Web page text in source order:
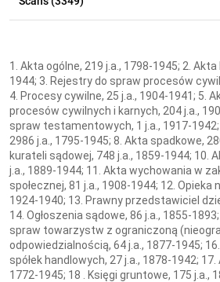
1. Akta ogólne, 219 j.a., 1798-1945; 2. Akta
1944; 3. Rejestry do spraw procesów
4. Procesy cywilne, 25 j.a., 1904-1941; 5.
procesów cywilnych i karnych, 204 j.a.,
spraw testamentowych, 1 j.a., 1917-
2986 j.a., 1795-1945; 8. Akta spadkowe,
kurateli sądowej, 748 j.a., 1859-1944; 10.
j.a., 1889-1944; 11. Akta wychowania w
społecznej, 81 j.a., 1908-1944; 12. Opieka
1924-1940; 13. Prawny przedstawiciel
14. Ogłoszenia sądowe, 86 j.a., 1855-
spraw towarzystw z ograniczoną
odpowiedzialnością, 64 j.a., 1877-1945;
spółek handlowych, 27 j.a., 1878-1942;
1772-1945; 18 . Księgi gruntowe, 175 j.a.,